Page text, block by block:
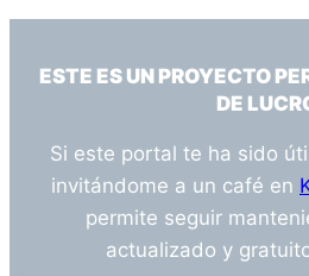
ESTE ES UN PROYECTO
DE
Si este portal te ha sido
invitándome a un café en
permite seguir
actualizado y